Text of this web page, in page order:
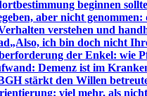
beginnen
aber nicht
verstehen und
„Also, ich bin doch nicht
der Enkel: wie
Demenz ist im
stärkt den Willen
viel mehr, als